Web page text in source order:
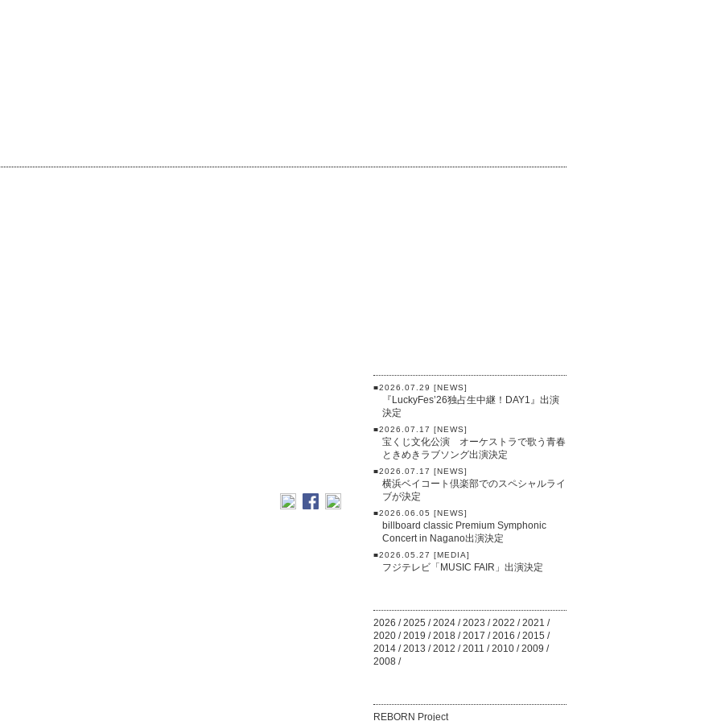
■2026.07.29 [NEWS]
『LuckyFes’26独占生中継！DAY1』出演
決定
■2026.07.17 [NEWS]
宝くじ文化公演 オーケストラで歌う青春
ときめきラブソング出演決定
■2026.07.17 [NEWS]
横浜ベイコート倶楽部でのスペシャルライ
ブが決定
■2026.06.05 [NEWS]
billboard classic Premium Symphonic
Concert in Nagano出演決定
■2026.05.27 [MEDIA]
フジテレビ「MUSIC FAIR」出演決定
2026 / 2025 / 2024 / 2023 / 2022 / 2021 /
2020 / 2019 / 2018 / 2017 / 2016 / 2015 /
2014 / 2013 / 2012 / 2011 / 2010 / 2009 /
2008 /
REBORN Project